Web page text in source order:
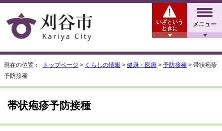
メニュー
いざという
ときに
現在の位置： トップページ > くらしの情報 > 健康・医療 > 予防接種 > 帯状疱疹
予防接種
帯状疱疹予防接種